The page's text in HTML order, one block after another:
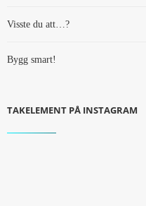
Visste du att…?
Bygg smart!
TAKELEMENT PÅ INSTAGRAM